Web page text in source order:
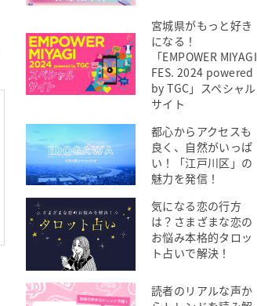
宮城県がもっと好き
になる！
「EMPOWER MIYAGI
FES. 2024 powered
by TGC」スペシャル
サイト
都心からアクセスも
良く、自然がいっぱ
い！「江戸川区」の
魅力を発信！
気になる恋の行方
は？さまざまな恋の
お悩み本格的タロッ
ト占いで解決！
読者のリアルな声か